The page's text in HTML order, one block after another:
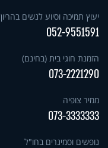
יעוץ תמיכה וסיוע לנשים בהריון
052-9551591
הזמנת חוגי בית (בחינם)
073-2221290
ממיר צופיה
073-3333333
נופשים וסמינרים בחו"ל